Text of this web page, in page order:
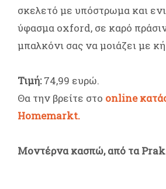
σκελετό με υπόστρωμα και
ύφασμα oxford, σε καρό
μπαλκόνι σας να μοιάζει με
Τιμή: 74,99 ευρώ.
Θα την βρείτε στο online
Homemarkt.
Μοντέρνα κασπώ, από τα